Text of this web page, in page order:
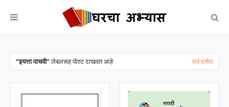
इयत्ता पाचवी लेबलसह पोस्ट दाखवत आहे सर्व दर्शवा